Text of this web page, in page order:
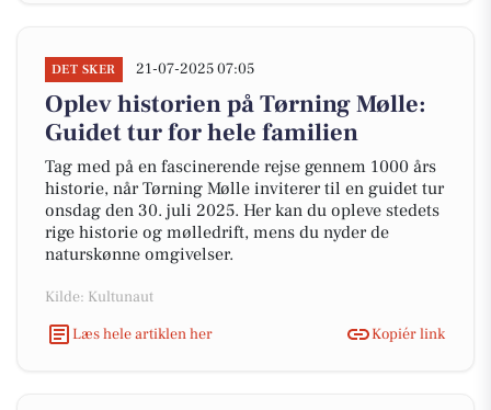
DET SKER 21-07-2025 07:05
Oplev historien på Tørning Mølle:
Guidet tur for hele familien
Tag med på en fascinerende rejse gennem 1000 års
historie, når Tørning Mølle inviterer til en guidet tur
onsdag den 30. juli 2025. Her kan du opleve stedets
rige historie og mølledrift, mens du nyder de
naturskønne omgivelser.
Kilde: Kultunaut
Læs hele artiklen her
Kopiér link